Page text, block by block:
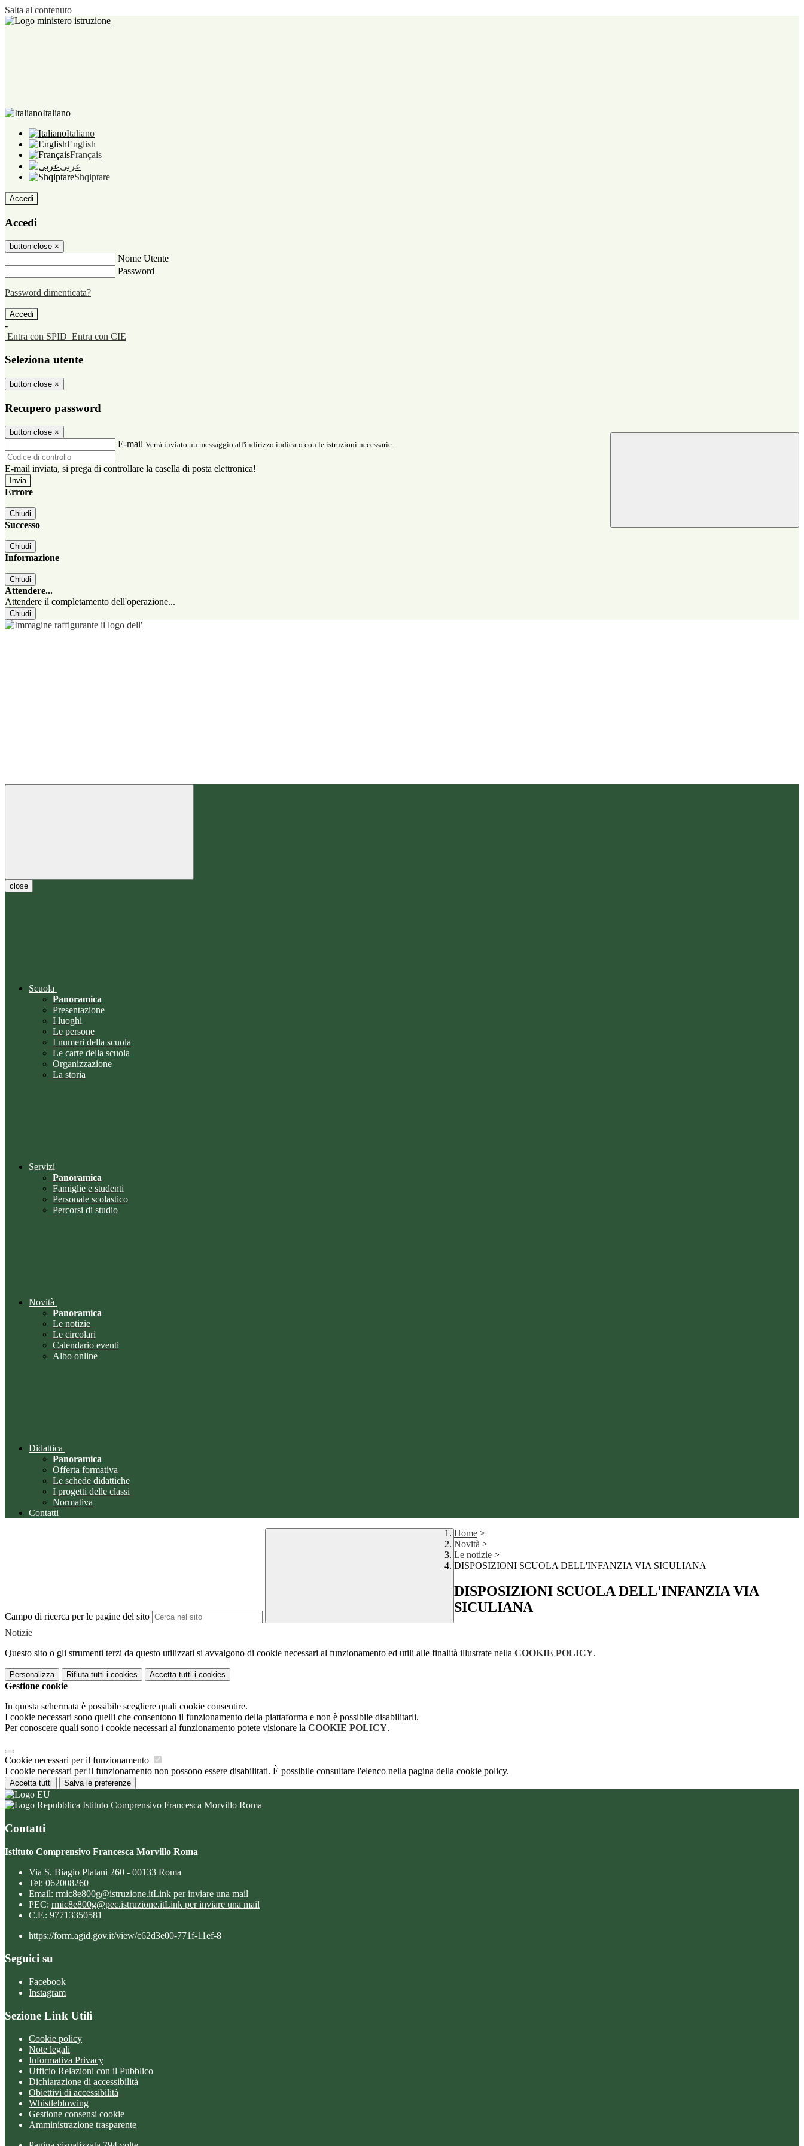
Salta al contenuto
Italiano
Italiano
English
Français
عربى
Shqiptare
Accedi
Accedi
button close ×
Nome Utente
Password
Password dimenticata?
-
Entra con SPID Entra con CIE
Seleziona utente
button close ×
Recupero password
button close ×
E-mail Verrà inviato un messaggio all'indirizzo indicato con le istruzioni necessarie.
E-mail inviata, si prega di controllare la casella di posta elettronica!
Errore
Chiudi
Successo
Chiudi
Informazione
Chiudi
Attendere...
Attendere il completamento dell'operazione...
Chiudi
close
Scuola
Panoramica
Presentazione
I luoghi
Le persone
I numeri della scuola
Le carte della scuola
Organizzazione
La storia
Servizi
Panoramica
Famiglie e studenti
Personale scolastico
Percorsi di studio
Novità
Panoramica
Le notizie
Le circolari
Calendario eventi
Albo online
Didattica
Panoramica
Offerta formativa
Le schede didattiche
I progetti delle classi
Normativa
Contatti
Campo di ricerca per le pagine del sito
Home >
Novità >
Le notizie >
DISPOSIZIONI SCUOLA DELL'INFANZIA VIA SICULIANA
DISPOSIZIONI SCUOLA DELL'INFANZIA VIA
SICULIANA
Notizie
Questo sito o gli strumenti terzi da questo utilizzati si avvalgono di cookie necessari al funzionamento ed utili alle finalità illustrate nella COOKIE POLICY.
Personalizza Rifiuta tutti i cookies Accetta tutti i cookies
Gestione cookie
In questa schermata è possibile scegliere quali cookie consentire.
I cookie necessari sono quelli che consentono il funzionamento della piattaforma e non è possibile disabilitarli.
Per conoscere quali sono i cookie necessari al funzionamento potete visionare la COOKIE POLICY.
Cookie necessari per il funzionamento
I cookie necessari per il funzionamento non possono essere disabilitati. È possibile consultare l'elenco nella pagina della cookie policy.
Accetta tutti Salva le preferenze
Istituto Comprensivo Francesca Morvillo Roma
Contatti
Istituto Comprensivo Francesca Morvillo Roma
Via S. Biagio Platani 260 - 00133 Roma
Tel: 062008260
Email: rmic8e800g@istruzione.itLink per inviare una mail
PEC: rmic8e800g@pec.istruzione.itLink per inviare una mail
C.F.: 97713350581
https://form.agid.gov.it/view/c62d3e00-771f-11ef-8
Seguici su
Facebook
Instagram
Sezione Link Utili
Cookie policy
Note legali
Informativa Privacy
Ufficio Relazioni con il Pubblico
Dichiarazione di accessibilità
Obiettivi di accessibilità
Whistleblowing
Gestione consensi cookie
Amministrazione trasparente